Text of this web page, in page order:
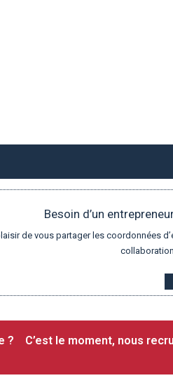
Besoin d’un
de vous partager les coordonnées
? C’est le moment, nous